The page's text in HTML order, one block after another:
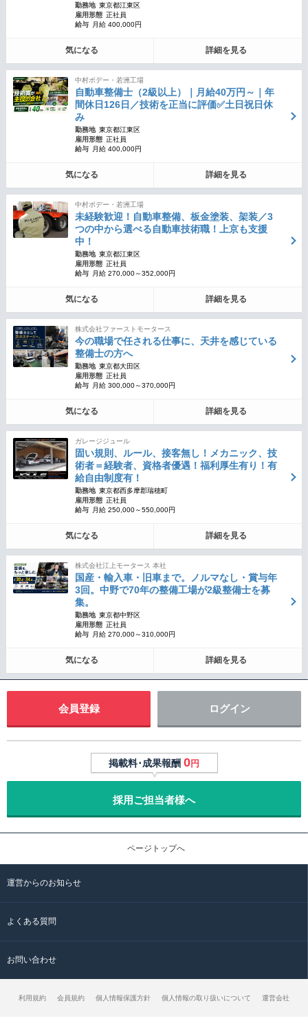
勤務地 東京都江東区
雇用形態 正社員
給与
月給 400,000円
気になる 詳細を見る
中村ボデー・若洲工場
自動車整備士（2級以上）｜月給40万円～｜年
間休日126日／技術を正当に評価✅土日祝日休
み
勤務地 東京都江東区
雇用形態 正社員
給与
月給 400,000円
気になる 詳細を見る
中村ボデー・若洲工場
未経験歓迎！自動車整備、板金塗装、架装／3
つの中から選べる自動車技術職！上京も支援
中！
勤務地 東京都江東区
雇用形態 正社員
給与
月給 270,000～352,000円
気になる 詳細を見る
株式会社ファーストモータース
今の職場で任される仕事に、天井を感じている
整備士の方へ
勤務地 東京都大田区
雇用形態 正社員
給与
月給 300,000～370,000円
気になる 詳細を見る
ガレージジュール
固い規則、ルール、接客無し！メカニック、技
術者＝経験者、資格者優遇！福利厚生有り！有
給自由制度有！
勤務地 東京都西多摩郡瑞穂町
雇用形態 正社員
給与
月給 250,000～550,000円
気になる 詳細を見る
株式会社江上モータース 本社
国産・輸入車・旧車まで。ノルマなし・賞与年
3回。中野で70年の整備工場が2級整備士を募
集。
勤務地 東京都中野区
雇用形態 正社員
給与
月給 270,000～310,000円
気になる 詳細を見る
会員登録 ログイン
掲載料･成果報酬 0円
採用ご担当者様へ
ページトップへ
運営からのお知らせ
よくある質問
お問い合わせ
利用規約 会員規約 個人情報保護方針 個人情報の取り扱いについて 運営会社